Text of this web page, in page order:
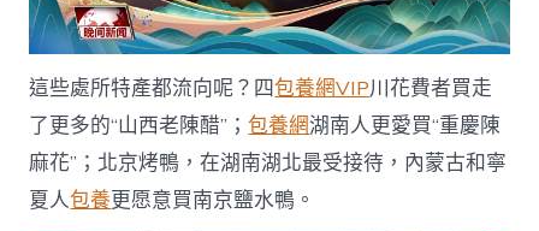
這些處所特產都流向呢？四包養網VIP川花費者買走
了更多的“山西老陳醋”；包養網湖南人更愛買“重慶陳
麻花”；北京烤鴨，在湖南湖北最受接待，內蒙古和寧
夏人包養更愿意買南京鹽水鴨。